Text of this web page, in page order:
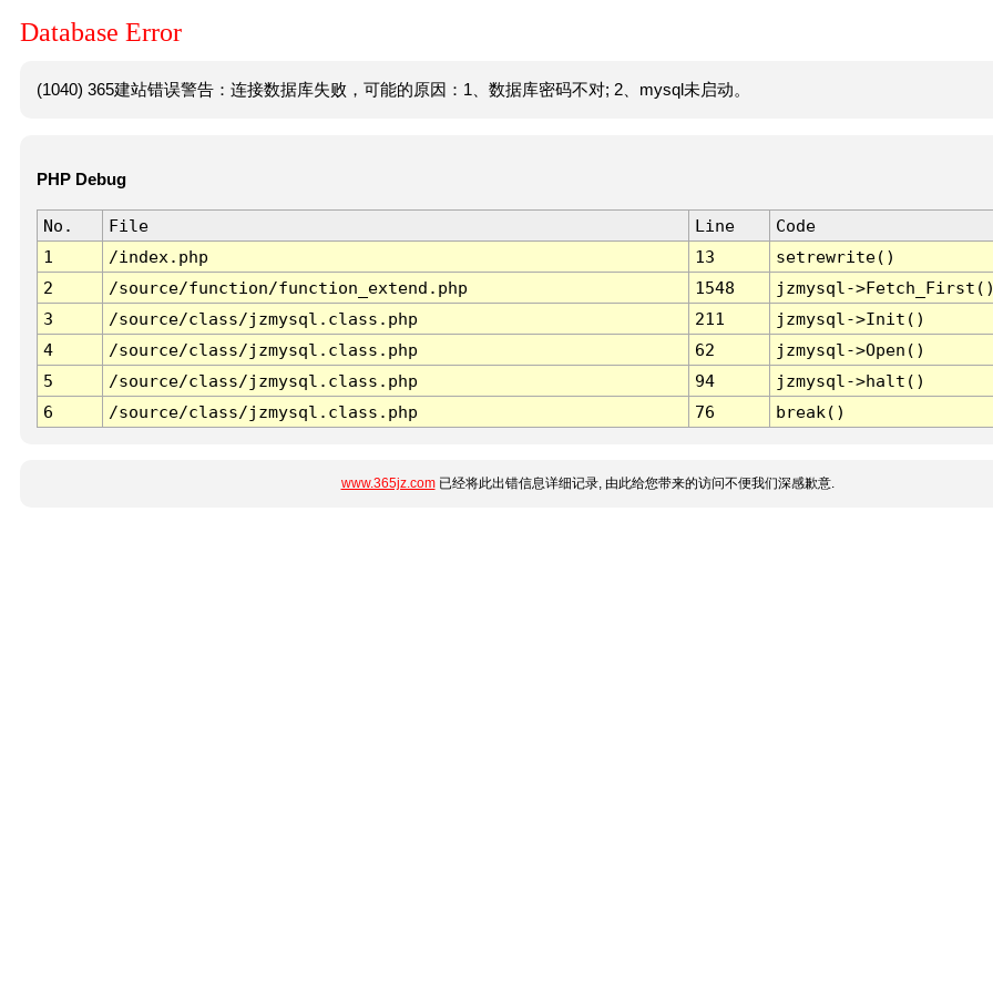
Database Error
(1040) 365建站错误警告：连接数据库失败，可能的原因：1、数据库密码不对; 2、mysql未启动。
PHP Debug
No. File Line
Code
1
/index.php 13
setrewrite()
2
/source/function/function_extend.php 1548
jzmysql-
3
/source/class/jzmysql.class.php 211
jzmysql->Init()
4
/source/class/jzmysql.class.php 62
jzmysql->Open()
5
/source/class/jzmysql.class.php 94
jzmysql->halt()
6
/source/class/jzmysql.class.php 76 break()
www.365jz.com已经将此出错信息详细记录, 由此给您带来的访问不便我们深感歉意.